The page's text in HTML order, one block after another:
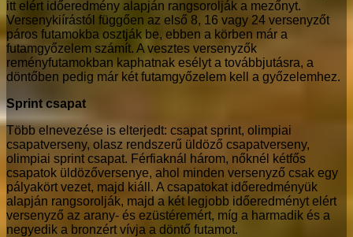
itt elért időeredmény alapján rangsorolják a mezőnyt.
Versenykiírástól függően az első 8, 16 vagy 24 versenyzőt
páros futamokba osztják be, ebben a körben már a
futamgyőzelem számít. A vesztes versenyzők
reményfutamokban kaphatnak esélyt a továbbjutásra, a
döntőben pedig már két futamgyőzelem kell a győzelemhez.
Sprint csapat
Több elnevezése is elterjedt: csapat sprint, olimpiai
csapatverseny, olasz rendszerű üldöző csapatverseny,
olimpiai sprint csapat. Férfiaknál három, nőknél kétfős
csapatok üldözőversenye, ahol minden versenyző csak egy
pályakört vezet, majd kiáll. A csapatokat időeredményük
alapján rangsorolják, majd a két legjobb időeredményt elért
versenyző az arany- és ezüstéremért, míg a harmadik és a
negyedik a bronzért vívja a döntő futamot.